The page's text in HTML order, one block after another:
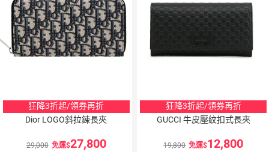
狂降3折起/領券再折
Dior LOGO斜拉鍊長夾
29,000 免運 27,800
狂降3折起/領券再折
GUCCI 牛皮壓紋扣式長夾
19,800 免運 12,800